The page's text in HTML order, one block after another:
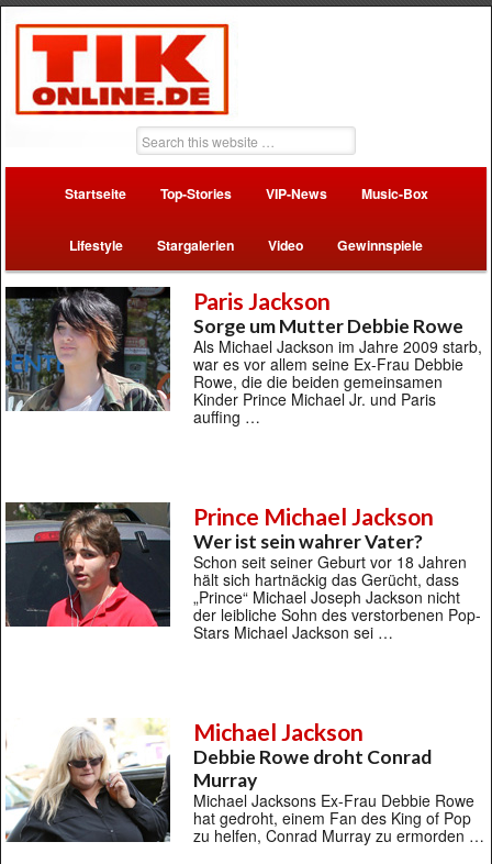
Startseite Top-Stories VIP-News Music-Box
Lifestyle Stargalerien Video Gewinnspiele
Paris Jackson
Sorge um Mutter Debbie Rowe
Als Michael Jackson im Jahre 2009 starb,
war es vor allem seine Ex-Frau Debbie
Rowe, die die beiden gemeinsamen
Kinder Prince Michael Jr. und Paris
auffing …
Prince Michael Jackson
Wer ist sein wahrer Vater?
Schon seit seiner Geburt vor 18 Jahren
hält sich hartnäckig das Gerücht, dass
„Prince“ Michael Joseph Jackson nicht
der leibliche Sohn des verstorbenen Pop-
Stars Michael Jackson sei …
Michael Jackson
Debbie Rowe droht Conrad
Murray
Michael Jacksons Ex-Frau Debbie Rowe
hat gedroht, einem Fan des King of Pop
zu helfen, Conrad Murray zu ermorden …